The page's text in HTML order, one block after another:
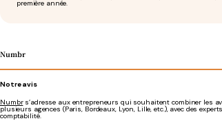
première année.
Numbr
Notre avis
Numbrs’adresse aux entrepreneurs qui souhaitent combiner les
plusieurs agences (Paris, Bordeaux, Lyon, Lille, etc.), avec des
comptabilité.